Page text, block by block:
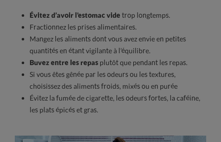
Évitez d’avoir l’estomac vide trop longtemps.
Fractionnez les prises alimentaires.
Mangez les aliments dont vous avez envie en petites
quantités en étant vigilante à l’équilibre.
Buvez entre les repas plutôt que pendant les repas.
Si vous êtes gênée par les odeurs ou les textures,
choisissez des aliments froids, mixés ou en purée
Évitez la fumée de cigarette, les odeurs fortes, la caféine,
les plats épicés et gras.